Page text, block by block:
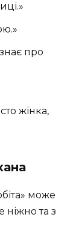
про
жінка,
може
ніжно та з